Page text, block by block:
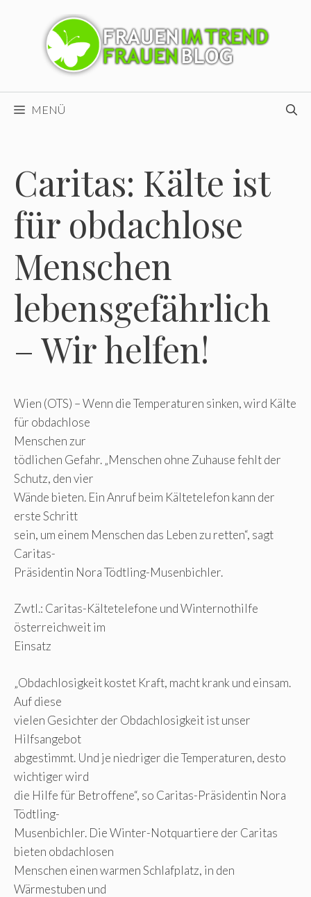
MENÜ
Caritas: Kälte ist
für obdachlose
Menschen
lebensgefährlich
– Wir helfen!
Wien (OTS) – Wenn die Temperaturen sinken, wird Kälte
für obdachlose
Menschen zur
tödlichen Gefahr. „Menschen ohne Zuhause fehlt der
Schutz, den vier
Wände bieten. Ein Anruf beim Kältetelefon kann der
erste Schritt
sein, um einem Menschen das Leben zu retten“, sagt
Caritas-
Präsidentin Nora Tödtling-Musenbichler.
Zwtl.: Caritas-Kältetelefone und Winternothilfe
österreichweit im
Einsatz
„Obdachlosigkeit kostet Kraft, macht krank und einsam.
Auf diese
vielen Gesichter der Obdachlosigkeit ist unser
Hilfsangebot
abgestimmt. Und je niedriger die Temperaturen, desto
wichtiger wird
die Hilfe für Betroffene“, so Caritas-Präsidentin Nora
Tödtling-
Musenbichler. Die Winter-Notquartiere der Caritas
bieten obdachlosen
Menschen einen warmen Schlafplatz, in den
Wärmestuben und